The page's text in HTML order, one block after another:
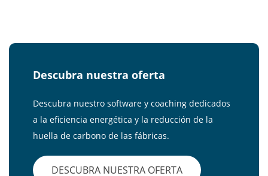
Descubra nuestra oferta
Descubra nuestro software y coaching dedicados
a la eficiencia energética y la reducción de la
huella de carbono de las fábricas.
DESCUBRA NUESTRA OFERTA